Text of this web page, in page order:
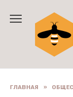
содержанию
ГЛАВНАЯ »